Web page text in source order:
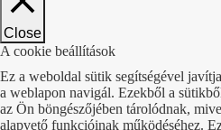
Close
A cookie beállítások
Ez a weboldal sütik segítségével
a weblapon navigál. Ezekből a
az Ön böngészőjében tárolódnak,
alapvető funkcióinak működéséhez.